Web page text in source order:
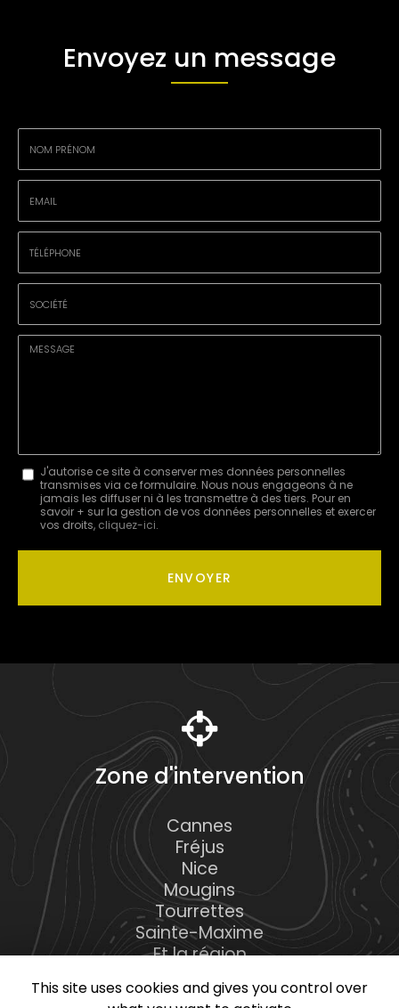
Envoyez un message
Nom
Prénom
*
Email
*
Tél.
*
Société
Message
J'autorise ce site à conserver mes données personnelles
transmises via ce formulaire. Nous nous engageons à ne
jamais les diffuser ni à les transmettre à des tiers. Pour en
savoir + sur la gestion de vos données personnelles et exercer
vos droits, cliquez-ici.
Acceptation
ENVOYER
Zone d'intervention
Cannes
Fréjus
Nice
Mougins
Tourrettes
Sainte-Maxime
Et la région
This site uses cookies and gives you control over